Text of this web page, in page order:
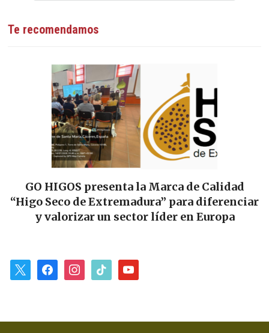
Te recomendamos
presenta la Marca de Calidad
de Extremadura” para diferenciar
un sector líder en Europa
Las
alianza
facebookinstagram
tiktok youtube